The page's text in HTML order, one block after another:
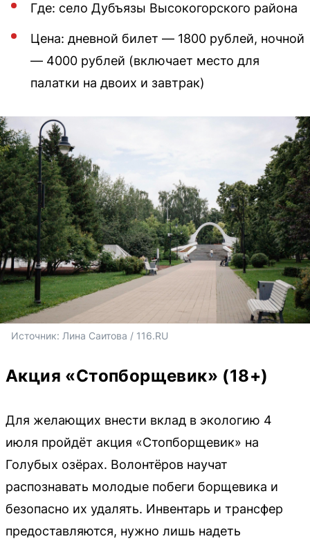
Где: село Дубъязы Высокогорского района
Цена: дневной билет — 1800 рублей, ночной
— 4000 рублей (включает место для
палатки на двоих и завтрак)
Источник: Лина Саитова / 116.RU
Акция «Стопборщевик» (18+)
Для желающих внести вклад в экологию 4
июля пройдёт акция «Стопборщевик» на
Голубых озёрах. Волонтёров научат
распознавать молодые побеги борщевика и
безопасно их удалять. Инвентарь и трансфер
предоставляются, нужно лишь надеть